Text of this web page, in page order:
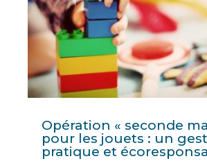
Opération « seconde
pour les jouets : un
pratique et